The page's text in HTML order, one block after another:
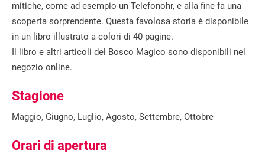
mitiche, come ad esempio un Telefonohr, e alla fine fa una
scoperta sorprendente. Questa favolosa storia è disponibile
in un libro illustrato a colori di 40 pagine.
Il libro e altri articoli del Bosco Magico sono disponibili nel
negozio online.
Stagione
Maggio, Giugno, Luglio, Agosto, Settembre, Ottobre
Orari di apertura